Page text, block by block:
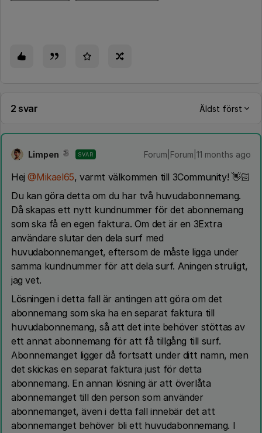
2 svar Äldst först
Limpen SVAR Forum|Forum|11 months ago
Hej ​@Mikael65, varmt välkommen till 3Community! 👋🏻
Du kan göra detta om du har två huvudabonnemang.
Då skapas ett nytt kundnummer för det abonnemang
som ska få en egen faktura. Om det är en 3Extra
användare slutar den dela surf med
huvudabonnemanget, eftersom de måste ligga under
samma kundnummer för att dela surf. Aningen struligt,
jag vet.
Lösningen i detta fall är antingen att göra om det
abonnemang som ska ha en separat faktura till
huvudabonnemang, så att det inte behöver stöttas av
ett annat abonnemang för att få tillgång till surf.
Abonnemanget ligger då fortsatt under ditt namn, men
det skickas en separat faktura just för detta
abonnemang. En annan lösning är att överlåta
abonnemanget till den person som använder
abonnemanget, även i detta fall innebär det att
abonnemanget behöver bli ett huvudabonnemang. I